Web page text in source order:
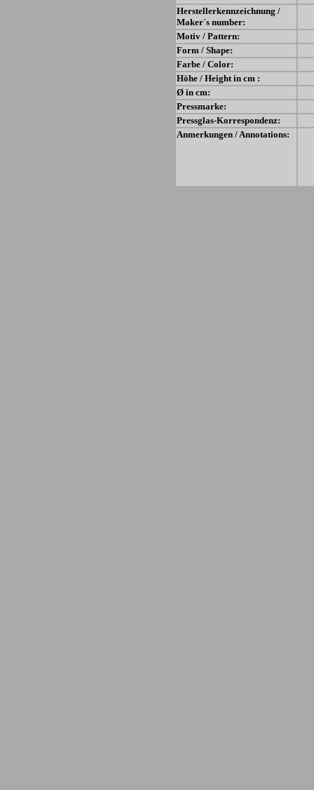
Herstellerkennzeichnung /
Maker´s number:
Motiv / Pattern:
Form / Shape:
Farbe / Color:
Höhe / Height in cm :
Ø in cm:
Pressmarke:
Pressglas-Korrespondenz:
Anmerkungen / Annotations: